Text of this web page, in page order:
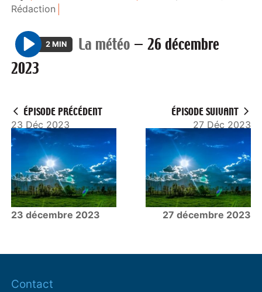
Rédaction
P
l
2 MIN La météo — 26 décembre
2023
ÉPISODE PRÉCÉDENT
23 Déc 2023
23 décembre 2023
ÉPISODE SUIVANT
27 Déc 2023
27 décembre 2023
Contact